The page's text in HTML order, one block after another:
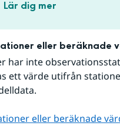
Lär dig mer
eller beräknade
har inte
ett värde utifrån
eller beräknade